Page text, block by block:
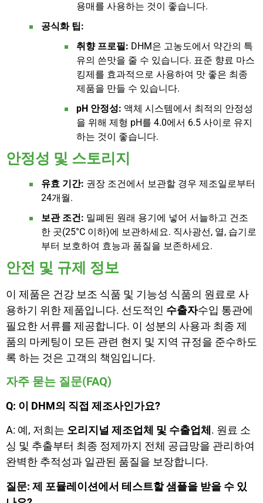
용매를 사용하는 것이 좋습니다.
공식화 팁:
취향 프로필: DHM은 고농도에서 약간의 특
유의 쓴맛을 줄 수 있습니다. 표준 향료 마스
킹제를 효과적으로 사용하여 맛 좋은 최종
제품을 만들 수 있습니다.
pH 안정성: 액체 시스템에서 최적의 안정성
을 위해 제형 pH를 4.0에서 6.5 사이로 유지
하는 것이 좋습니다.
안정성 및 스토리지
유효 기간: 권장 조건에서 보관할 경우 제조일로부터
24개월.
보관 조건: 밀폐된 원래 용기에 넣어 서늘하고 건조
한 곳(25°C 이하)에 보관하세요. 직사광선, 열, 습기로
부터 보호하여 효능과 품질을 보존하세요.
안전 및 규제 정보
이 제품은 건강 보조 식품 및 기능성 식품의 원료로 사
용하기 위한 제품입니다. 선도적인 수출자수입 통관에
필요한 서류를 제공합니다. 이 성분의 사용과 최종 제
품의 마케팅이 모든 관련 현지 및 지역 규정을 준수하도
록 하는 것은 고객의 책임입니다.
자주 묻는 질문(FAQ)
Q: 이 DHM의 직접 제조사인가요?
A: 예, 저희는 오리지널 제조업체 및 수출업체 . 원료 소
싱 및 추출부터 최종 정제까지 전체 공급망을 관리하여
완벽한 추적성과 일관된 품질을 보장합니다.
질문: 제 포뮬레이션에서 테스트할 샘플을 받을 수 있